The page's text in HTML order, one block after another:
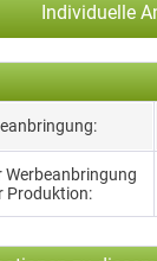
Individuelle
Werbeanbringung
Produktion: